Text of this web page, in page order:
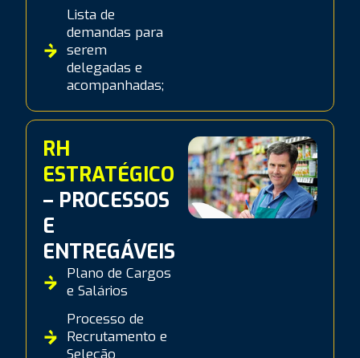
Lista de
demandas para
serem
delegadas e
acompanhadas;
RH
ESTRATÉGICO
– PROCESSOS
E
ENTREGÁVEIS
Plano de Cargos
e Salários
Processo de
Recrutamento e
Seleção